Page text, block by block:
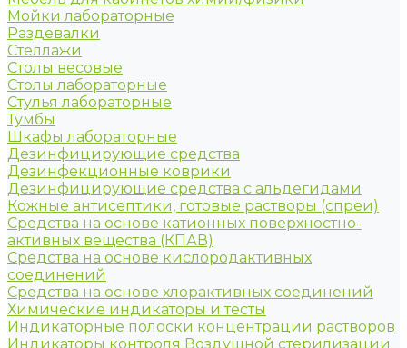
Мойки лабораторные
Раздевалки
Стеллажи
Столы весовые
Столы лабораторные
Стулья лабораторные
Тумбы
Шкафы лабораторные
Дезинфицирующие средства
Дезинфекционные коврики
Дезинфицирующие средства с альдегидами
Кожные антисептики, готовые растворы (спреи)
Средства на основе катионных поверхностно-
активных вещества (КПАВ)
Средства на основе кислородактивных
соединений
Средства на основе хлорактивных соединений
Химические индикаторы и тесты
Индикаторные полоски концентрации растворов
Индикаторы контроля Воздушной стерилизации